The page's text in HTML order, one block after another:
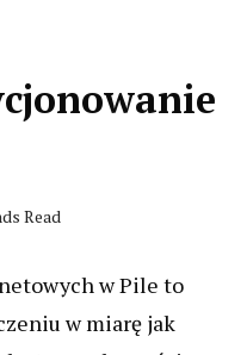
Read
w Pile to
w miarę jak